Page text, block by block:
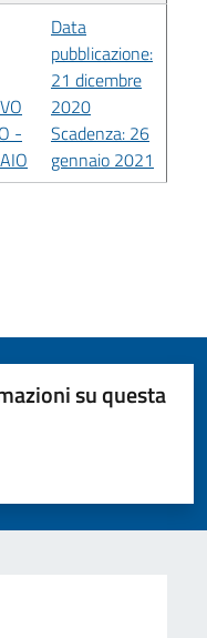
-
Data
pubblicazione:
21 dicembre
2020
Scadenza: 26
gennaio 2021
su questa